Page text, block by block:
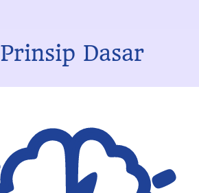
Prinsip Dasar